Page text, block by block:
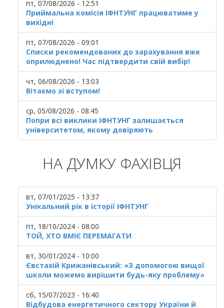
пт, 07/08/2026 - 12:51
Приймальна комісія ІФНТУНГ працюватиме у
вихідні
пт, 07/08/2026 - 09:01
Списки рекомендованих до зарахування вже
оприлюднено! Час підтвердити свій вибір!
чт, 06/08/2026 - 13:03
Вітаємо зі вступом!
ср, 05/08/2026 - 08:45
Попри всі виклики ІФНТУНГ залишається
університетом, якому довіряють
НА ДУМКУ ФАХІВЦЯ
вт, 07/01/2025 - 13:37
Унікальний рік в історії ІФНТУНГ
пт, 18/10/2024 - 08:00
ТОЙ, ХТО ВМІЄ ПЕРЕМАГАТИ
вт, 30/01/2024 - 10:00
Євстахій Крижанівський: «З допомогою вищої
школи можемо вирішити будь-яку проблему»
сб, 15/07/2023 - 16:40
Відбудова енергетичного сектору України й